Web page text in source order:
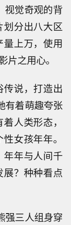
视觉奇观的背
划分出八大区
上万，使用
片之用心。
说，打造出
有着萌趣夸张
人类形态，
女孩年年。
年年与人间千
？种种看点
强三人组身穿